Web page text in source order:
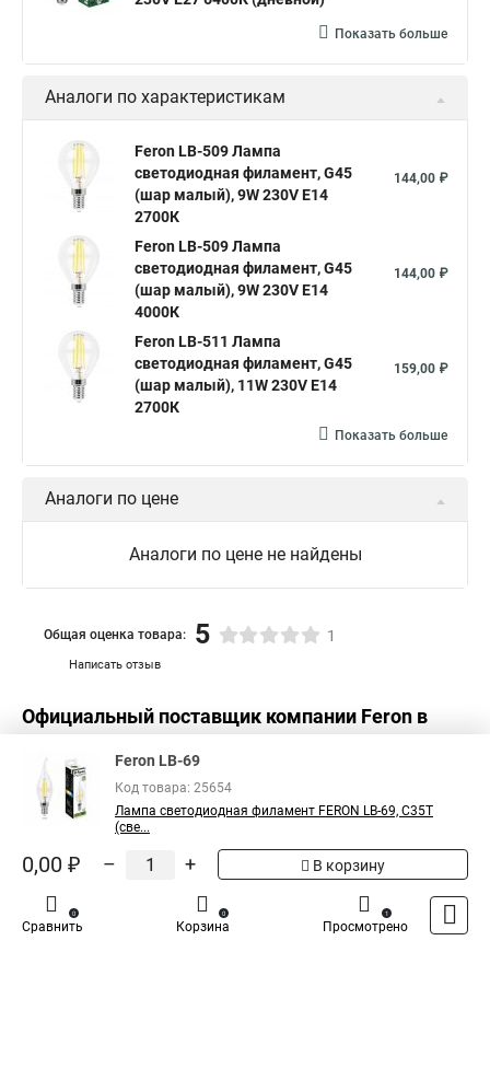
Показать больше
Аналоги по характеристикам
Feron LB-509 Лампа
светодиодная филамент, G45
(шар малый), 9W 230V E14
2700К
144,00 ₽
Feron LB-509 Лампа
светодиодная филамент, G45
(шар малый), 9W 230V E14
4000К
144,00 ₽
Feron LB-511 Лампа
светодиодная филамент, G45
(шар малый), 11W 230V E14
2700К
159,00 ₽
Показать больше
Аналоги по цене
Аналоги по цене не найдены
Написать отзыв
Общая оценка товара: 5 1
Официальный поставщик компании Feron в
Feron LB-69
Код товара: 25654
Лампа светодиодная филамент FERON LB-69, C35T
(све...
0,00 ₽ – + В корзину
Сравнить
0
Корзина
0
Просмотрено
1